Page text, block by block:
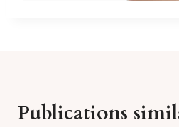
Publications